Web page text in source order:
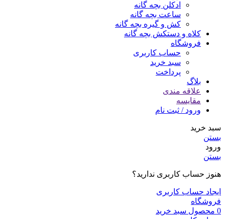
ادکلن بچه گانه
ساعت بچه گانه
کش و گیره بچه گانه
کلاه و دستکش بچه گانه
فروشگاه
حساب کاربری
سبد خرید
پرداخت
بلاگ
علاقه مندی
مقایسه
ورود / ثبت نام
سبد خرید
بستن
ورود
بستن
هنوز حساب کاربری ندارید؟
ایجاد حساب کاربری
فروشگاه
0 محصول سبد خرید